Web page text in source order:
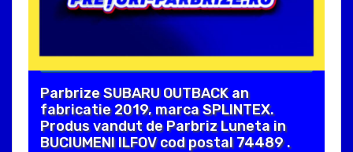
Parbrize SUBARU OUTBACK an
fabricatie 2019, marca SPLINTEX.
Produs vandut de Parbriz Luneta in
BUCIUMENI ILFOV cod postal 74489 .